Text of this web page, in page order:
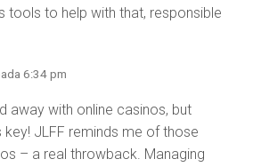
tools to help with that, responsible
6:34 pm
away with online casinos, but
JLFF reminds me of those
– a real throwback. Managing